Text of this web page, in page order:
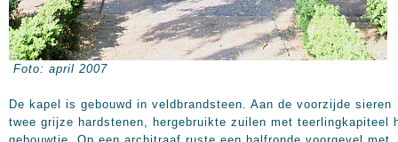
Foto: april 2007
De kapel is gebouwd in veldbrandsteen. Aan de voorzijde sieren
twee grijze hardstenen, hergebruikte zuilen met teerlingkapiteel